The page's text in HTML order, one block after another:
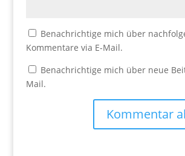
Benachrichtige mich über
Kommentare via E-Mail.
Benachrichtige mich über neue
Mail.